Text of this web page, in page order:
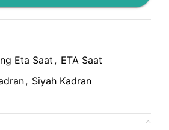
Eta Saat , ETA Saat
, Siyah Kadran